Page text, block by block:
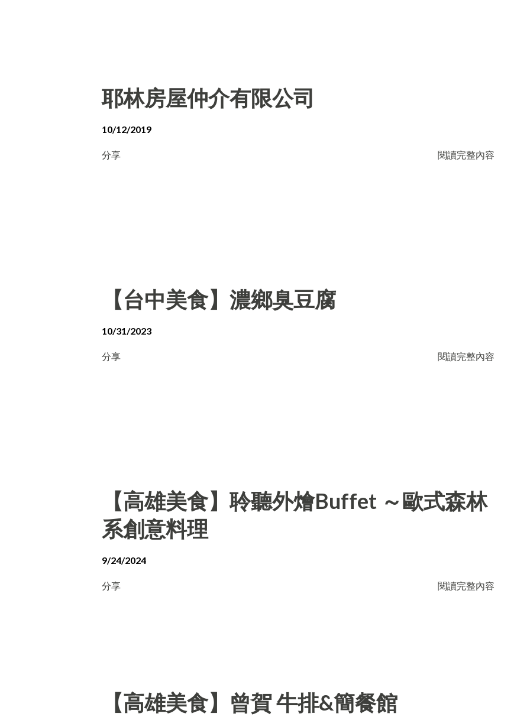
耶林房屋仲介有限公司
10/12/2019
分享 閱讀完整內容
【台中美食】濃鄉臭豆腐
10/31/2023
分享 閱讀完整內容
【高雄美食】聆聽外燴Buffet ～歐式森林
系創意料理
9/24/2024
分享 閱讀完整內容
【高雄美食】曾賀 牛排&簡餐館